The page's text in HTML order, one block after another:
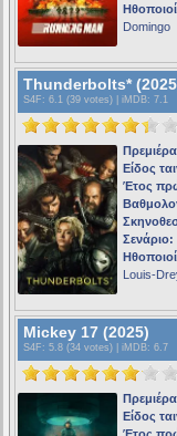
Domingo
Thunderbolts*
S4F : 6.1 (39 votes) | iMDB: 7.1
Είδος
Έτος
Σενάριο:
Louis-
Mickey 17 (2025)
S4F : 5.8 (34 votes) | iMDB: 6.7
Είδος